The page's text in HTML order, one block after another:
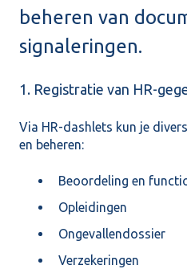
beheren van
signaleringen.
1. Registratie van HR-
Via HR-dashlets kun je
en beheren:
Beoordeling en
Opleidingen
Ongevallendossier
Verzekeringen